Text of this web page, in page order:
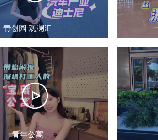
青创园·观澜汇
青年公寓